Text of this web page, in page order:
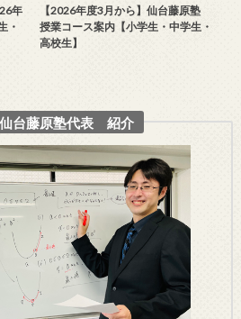
年
・
【2026年度3月から】仙台藤原塾
授業コース案内【小学生・中学生・
高校生】
台藤原塾代表 紹介